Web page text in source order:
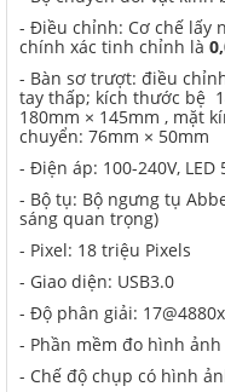
- Điều chỉnh: Cơ chế lấy
chính xác tinh chỉnh là
- Bàn sơ trượt: điều
tay thấp; kích thước bệ
180mm × 145mm , mặt
chuyển: 76mm × 50mm
- Điện áp: 100-240V, LED
- Bộ tụ: Bộ ngưng tụ
sáng quan trọng)
- Pixel: 18 triệu Pixels
- Giao diện: USB3.0
- Độ phân giải:
- Phần mềm đo hình
- Chế độ chụp có hình